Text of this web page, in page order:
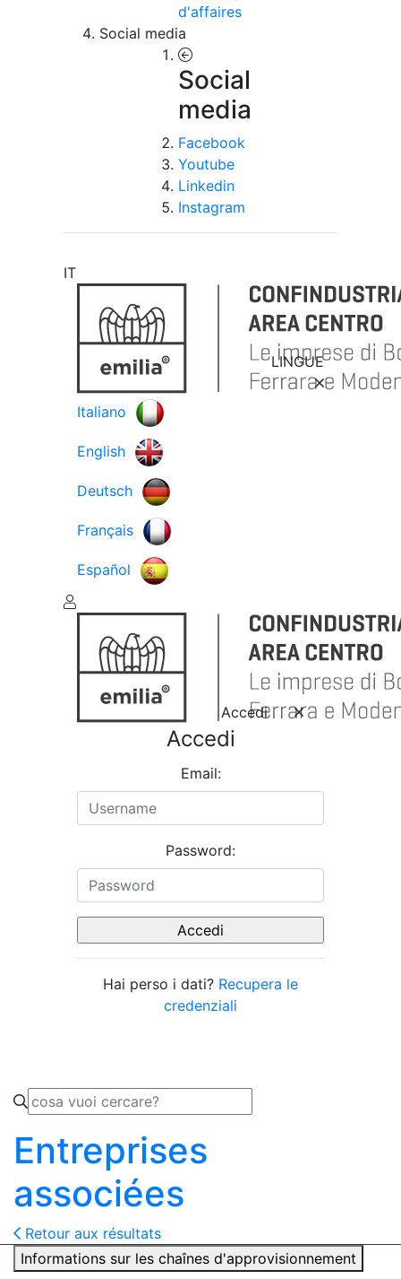
d'affaires
Social media
Social
media
Facebook
Youtube
Linkedin
Instagram
IT
LINGUE
Italiano
English
Deutsch
Français
Español
Accedi
Accedi
Email:
Password:
Hai perso i dati? Recupera le
credenziali
Entreprises
associées
Retour aux résultats
Informations sur les chaînes d'approvisionnement